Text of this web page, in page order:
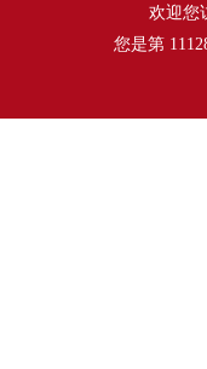
欢迎您
您是第